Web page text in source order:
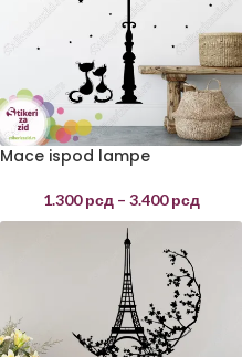
Mace ispod lampe
1.300рсд – 3.400рсд